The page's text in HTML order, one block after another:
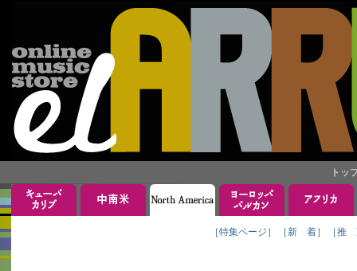
トッ
［特集ページ］ ［新 着］ ［推